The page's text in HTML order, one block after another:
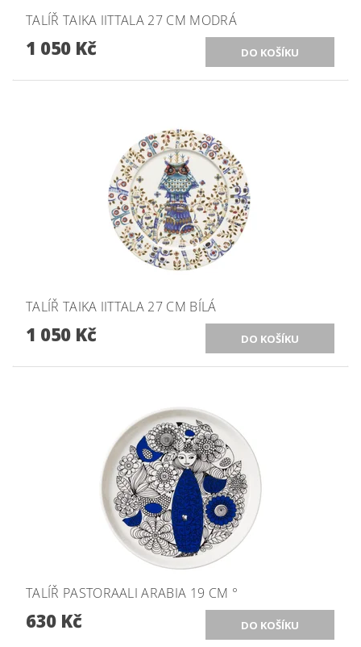
TALÍŘ TAIKA IITTALA 27 CM MODRÁ
1 050 Kč
TALÍŘ TAIKA IITTALA 27 CM BÍLÁ
1 050 Kč
TALÍŘ PASTORAALI ARABIA 19 CM °
630 Kč